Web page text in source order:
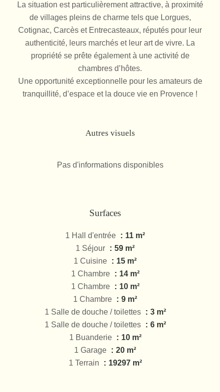
La situation est particulièrement attractive, à proximité
de villages pleins de charme tels que Lorgues,
Cotignac, Carcès et Entrecasteaux, réputés pour leur
authenticité, leurs marchés et leur art de vivre. La
propriété se prête également à une activité de
chambres d’hôtes.
Une opportunité exceptionnelle pour les amateurs de
tranquillité, d’espace et la douce vie en Provence !
Autres visuels
Pas d'informations disponibles
Surfaces
1 Hall d'entrée
11 m²
1 Séjour
59 m²
1 Cuisine
15 m²
1 Chambre
14 m²
1 Chambre
10 m²
1 Chambre
9 m²
1 Salle de douche / toilettes
3 m²
1 Salle de douche / toilettes
6 m²
1 Buanderie
10 m²
1 Garage
20 m²
1 Terrain
19297 m²